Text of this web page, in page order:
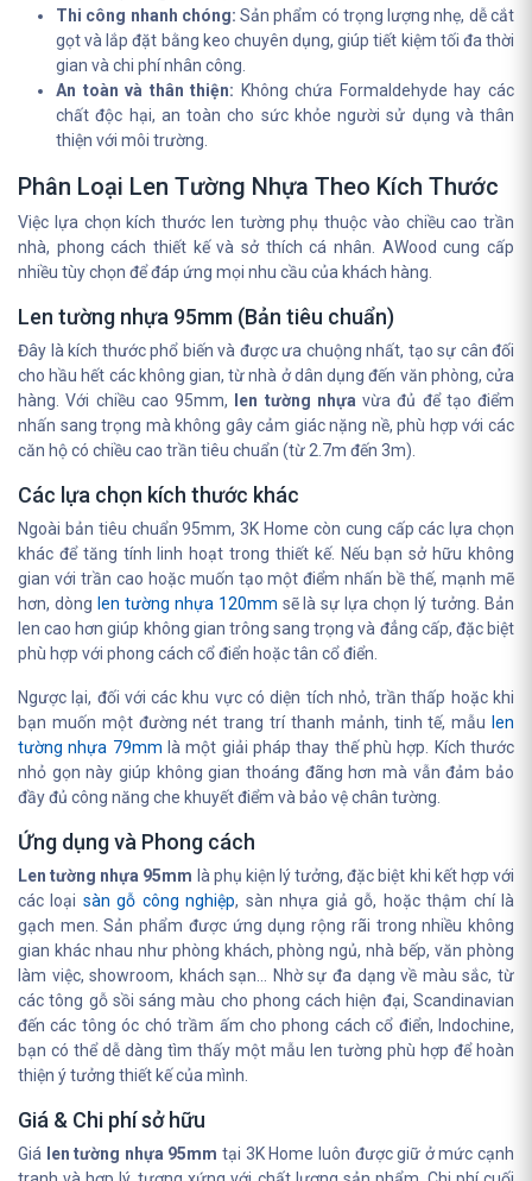
Thi công nhanh chóng: Sản phẩm có trọng lượng nhẹ, dễ cắt
gọt và lắp đặt bằng keo chuyên dụng, giúp tiết kiệm tối đa thời
gian và chi phí nhân công.
An toàn và thân thiện: Không chứa Formaldehyde hay các
chất độc hại, an toàn cho sức khỏe người sử dụng và thân
thiện với môi trường.
Phân Loại Len Tường Nhựa Theo Kích Thước
Việc lựa chọn kích thước len tường phụ thuộc vào chiều cao trần
nhà, phong cách thiết kế và sở thích cá nhân. AWood cung cấp
nhiều tùy chọn để đáp ứng mọi nhu cầu của khách hàng.
Len tường nhựa 95mm (Bản tiêu chuẩn)
Đây là kích thước phổ biến và được ưa chuộng nhất, tạo sự cân đối
cho hầu hết các không gian, từ nhà ở dân dụng đến văn phòng, cửa
hàng. Với chiều cao 95mm,
len tường nhựa vừa đủ để tạo điểm
nhấn sang trọng mà không gây cảm giác nặng nề, phù hợp với các
căn hộ có chiều cao trần tiêu chuẩn (từ 2.7m đến 3m).
Các lựa chọn kích thước khác
Ngoài bản tiêu chuẩn 95mm, 3K Home còn cung cấp các lựa chọn
khác để tăng tính linh hoạt trong thiết kế. Nếu bạn sở hữu không
gian với trần cao hoặc muốn tạo một điểm nhấn bề thế, mạnh mẽ
hơn, dòng len tường nhựa 120mm sẽ là sự lựa chọn lý tưởng. Bản
len cao hơn giúp không gian trông sang trọng và đẳng cấp, đặc biệt
phù hợp với phong cách cổ điển hoặc tân cổ điển.
Ngược lại, đối với các khu vực có diện tích nhỏ, trần thấp hoặc khi
bạn muốn một đường nét trang trí thanh mảnh, tinh tế, mẫu len
tường nhựa 79mm là một giải pháp thay thế phù hợp. Kích thước
nhỏ gọn này giúp không gian thoáng đãng hơn mà vẫn đảm bảo
đầy đủ công năng che khuyết điểm và bảo vệ chân tường.
Ứng dụng và Phong cách
Len tường nhựa 95mm là phụ kiện lý tưởng, đặc biệt khi kết hợp với
các loại sàn gỗ công nghiệp, sàn nhựa giả gỗ, hoặc thậm chí là
gạch men. Sản phẩm được ứng dụng rộng rãi trong nhiều không
gian khác nhau như phòng khách, phòng ngủ, nhà bếp, văn phòng
làm việc, showroom, khách sạn... Nhờ sự đa dạng về màu sắc, từ
các tông gỗ sồi sáng màu cho phong cách hiện đại, Scandinavian
đến các tông óc chó trầm ấm cho phong cách cổ điển, Indochine,
bạn có thể dễ dàng tìm thấy một mẫu len tường phù hợp để hoàn
thiện ý tưởng thiết kế của mình.
Giá & Chi phí sở hữu
Giá len tường nhựa 95mm tại 3K Home luôn được giữ ở mức cạnh